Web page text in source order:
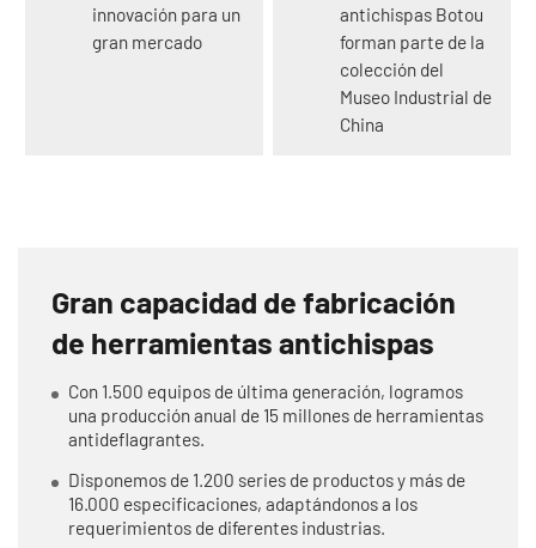
innovación para un
gran mercado
antichispas Botou
forman parte de la
colección del
Museo Industrial de
China
Gran capacidad de fabricación
de herramientas antichispas
Con 1.500 equipos de última generación, logramos
una producción anual de 15 millones de herramientas
antideflagrantes.
Disponemos de 1.200 series de productos y más de
16.000 especificaciones, adaptándonos a los
requerimientos de diferentes industrias.